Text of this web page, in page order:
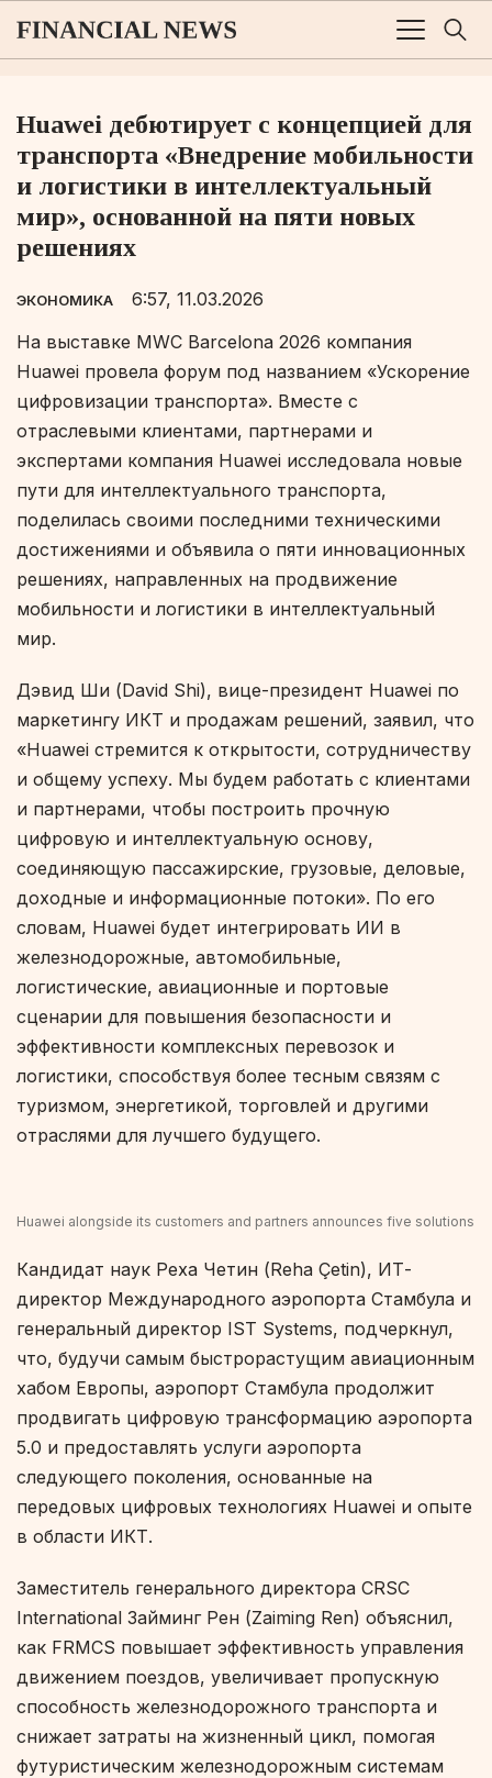
Huawei дебютирует с концепцией для
транспорта «Внедрение мобильности
и логистики в интеллектуальный
мир», основанной на пяти новых
решениях
ЭКОНОМИКА
6:57, 11.03.2026
На выставке MWC Barcelona 2026 компания
Huawei провела форум под названием «Ускорение
цифровизации транспорта». Вместе с
отраслевыми клиентами, партнерами и
экспертами компания Huawei исследовала новые
пути для интеллектуального транспорта,
поделилась своими последними техническими
достижениями и объявила о пяти инновационных
решениях, направленных на продвижение
мобильности и логистики в интеллектуальный
мир.
Дэвид Ши (David Shi), вице-президент Huawei по
маркетингу ИКТ и продажам решений, заявил, что
«Huawei стремится к открытости, сотрудничеству
и общему успеху. Мы будем работать с клиентами
и партнерами, чтобы построить прочную
цифровую и интеллектуальную основу,
соединяющую пассажирские, грузовые, деловые,
доходные и информационные потоки». По его
словам, Huawei будет интегрировать ИИ в
железнодорожные, автомобильные,
логистические, авиационные и портовые
сценарии для повышения безопасности и
эффективности комплексных перевозок и
логистики, способствуя более тесным связям с
туризмом, энергетикой, торговлей и другими
отраслями для лучшего будущего.
Huawei alongside its customers and partners announces five solutions
Кандидат наук Реха Четин (Reha Çetin), ИТ-
директор Международного аэропорта Стамбула и
генеральный директор IST Systems, подчеркнул,
что, будучи самым быстрорастущим авиационным
хабом Европы, аэропорт Стамбула продолжит
продвигать цифровую трансформацию аэропорта
5.0 и предоставлять услуги аэропорта
следующего поколения, основанные на
передовых цифровых технологиях Huawei и опыте
в области ИКТ.
Заместитель генерального директора CRSC
International Займинг Рен (Zaiming Ren) объяснил,
как FRMCS повышает эффективность управления
движением поездов, увеличивает пропускную
способность железнодорожного транспорта и
снижает затраты на жизненный цикл, помогая
футуристическим железнодорожным системам